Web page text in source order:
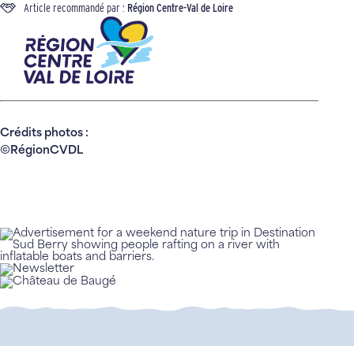
Article recommandé par : Région Centre-Val de Loire
Crédits photos :
©RégionCVDL